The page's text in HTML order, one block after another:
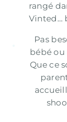
rangé
Vinted…
Pas
bébé ou
Que ce